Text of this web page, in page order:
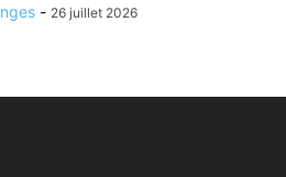
- 26 juillet 2026